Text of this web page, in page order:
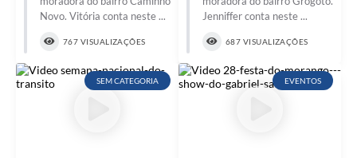
Novo. Vitória conta neste ...
767 VISUALIZAÇÕES
Jenniffer conta neste ...
687 VISUALIZAÇÕES
SEM CATEGORIA EVENTOS